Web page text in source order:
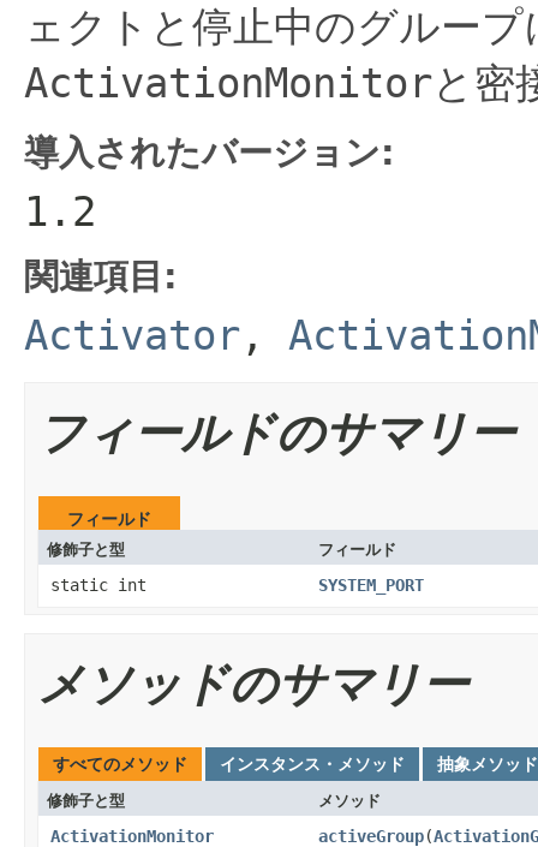
ェクトと停止中のグルー
ActivationMonitorと密
導入されたバージョン:
1.2
関連項目:
Activator ,
フィールドのサマリー
フィールド
修飾子と型 フィールド
static int SYSTEM_PORT
メソッドのサマリー
すべてのメソッド インスタンス・メソッド 抽象メソッド
修飾子と型 メソッド
ActivationMonitor activeGroup(